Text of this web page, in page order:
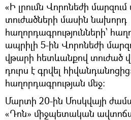
«Ի լրումն Վորոնեժի
տուժածների մասին նախորդ
հաղորդագրությունների՝
ապրիլի 5-ին Վորոնեժի
վթարի հետևանքով տուժած
դուրս է գրվել
հաղորդագրության մեջ։
Մարտի 20-ին Մոսկվայի
«Դոն» միջպետական